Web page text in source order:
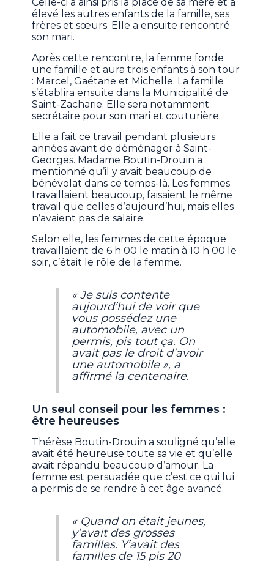
élevé les autres enfants de la famille, ses
frères et sœurs. Elle a ensuite rencontré
son mari.
Après cette rencontre, la femme fonde
une famille et aura trois enfants à son tour
: Marcel, Gaétane et Michelle. La famille
s’établira ensuite dans la Municipalité de
Saint-Zacharie. Elle sera notamment
secrétaire pour son mari et couturière.
Elle a fait ce travail pendant plusieurs
années avant de déménager à Saint-
Georges. Madame Boutin-Drouin a
mentionné qu’il y avait beaucoup de
bénévolat dans ce temps-là. Les femmes
travaillaient beaucoup, faisaient le même
travail que celles d’aujourd’hui, mais elles
n’avaient pas de salaire.
Selon elle, les femmes de cette époque
travaillaient de 6 h 00 le matin à 10 h 00 le
soir, c’était le rôle de la femme.
« Je suis contente
aujourd’hui de voir que
vous possédez une
automobile, avec un
permis, pis tout ça. On
avait pas le droit d’avoir
une automobile », a
affirmé la centenaire.
Un seul conseil pour les femmes :
être heureuses
Thérèse Boutin-Drouin a souligné qu’elle
avait été heureuse toute sa vie et qu’elle
avait répandu beaucoup d’amour. La
femme est persuadée que c’est ce qui lui
a permis de se rendre à cet âge avancé.
« Quand on était jeunes,
y’avait des grosses
familles. Y’avait des
familles de 15 pis 20